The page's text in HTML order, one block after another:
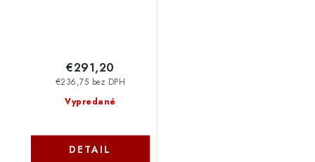
Vypredané
€236,75 bez DPH
€291,20
DETAIL